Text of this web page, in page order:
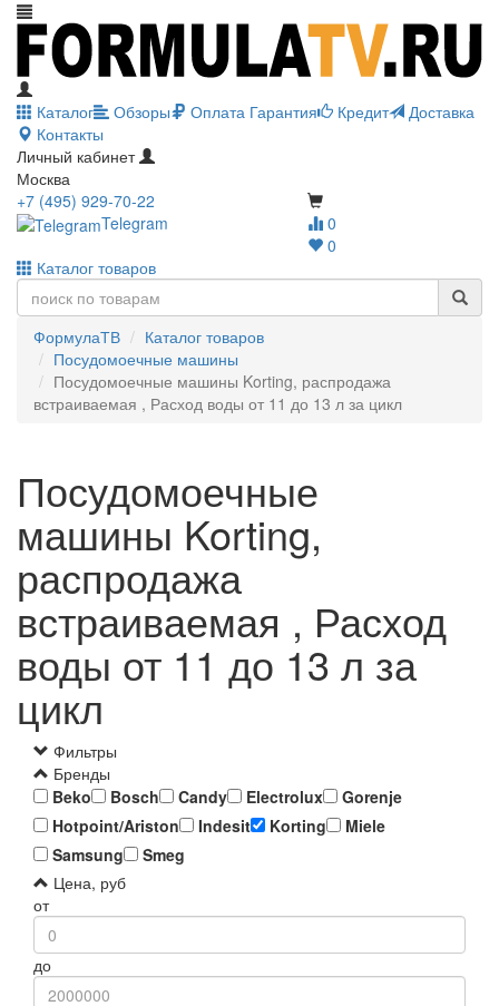
Каталог Обзоры Оплата Гарантия Кредит
Доставка
Контакты
Личный кабинет
Москва
0
0
+7 (495) 929-70-22
Telegram
Каталог товаров
ФормулаТВ
Каталог товаров
Посудомоечные машины
Посудомоечные машины Korting, распродажа
встраиваемая , Расход воды от 11 до 13 л за цикл
Посудомоечные
машины Korting,
распродажа
встраиваемая , Расход
воды от 11 до 13 л за
цикл
Фильтры
Бренды
Beko
Bosch Candy Electrolux
Gorenje
Hotpoint/Ariston
Indesit Korting
Miele
Samsung
Smeg
Цена, руб
от
до